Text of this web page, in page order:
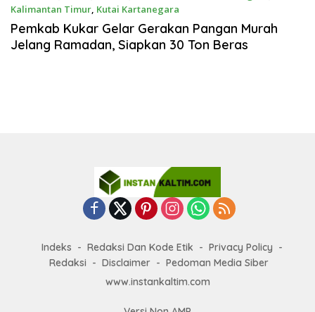
Kalimantan Timur, Kutai Kartanegara
Februari 27, 2025
Pemkab Kukar Gelar Gerakan Pangan Murah
Jelang Ramadan, Siapkan 30 Ton Beras
Indeks Redaksi Dan Kode Etik
Privacy Policy
Redaksi
Disclaimer
Pedoman Media Siber
www.instankaltim.com